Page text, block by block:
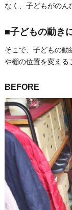
なく、子どもがのん
■子どもの動き
そこで、子どもの動
や棚の位置を変える
BEFORE